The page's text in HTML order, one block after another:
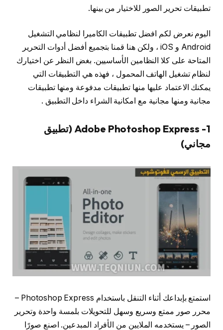
تطبيقات تحرير الصور للاختيار من بينها.
اليوم نعرض لكم افضل تطبيقات الكاميرا لنظامي التشغيل
Android و iOS ، ولكن هنا قمنا بتجميع أفضل أدوات التحرير
المتاحة على كلا النظامين الأساسيين. بغض النظر عن اختيارك
لنظام تشغيل الهاتف المحمول ، فهذه هي التطبيقات التي
يمكنك الاعتماد عليها منها تطبيقات مدفوعة ومنها تطبيقات
مجانية ومنها مجانية مع امكانية الشراء داخل التطبيق .
1- Adobe Photoshop Express (تطبيق
مجاني)
استمتع بإبداعك أثناء التنقل باستخدام Photoshop Express –
محرر صور ممتع وسريع وسهل للتحويلات بلمسة واحدة وتحرير
الصور – يستخدمه الملايين من الأفراد المبدعين. اصنع صورًا